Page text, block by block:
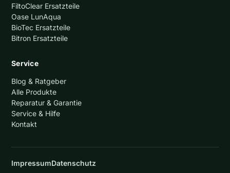
FiltoClear Ersatzteile
Oase LunAqua
BioTec Ersatzteile
Bitron Ersatzteile
Service
Blog & Ratgeber
Alle Produkte
Reparatur & Garantie
Service & Hilfe
Kontakt
ImpressumDatenschutz